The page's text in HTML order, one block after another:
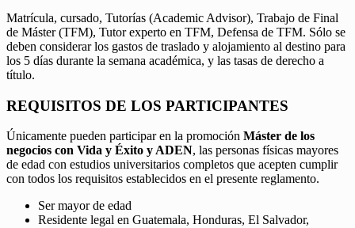
Matrícula, cursado, Tutorías (Academic Advisor), Trabajo de Final
de Máster (TFM), Tutor experto en TFM, Defensa de TFM. Sólo se
deben considerar los gastos de traslado y alojamiento al destino para
los 5 días durante la semana académica, y las tasas de derecho a
título.
REQUISITOS DE LOS PARTICIPANTES
Únicamente pueden participar en la promoción Máster de los
negocios con Vida y Éxito y ADEN, las personas físicas mayores
de edad con estudios universitarios completos que acepten cumplir
con todos los requisitos establecidos en el presente reglamento.
Ser mayor de edad
Residente legal en Guatemala, Honduras, El Salvador,